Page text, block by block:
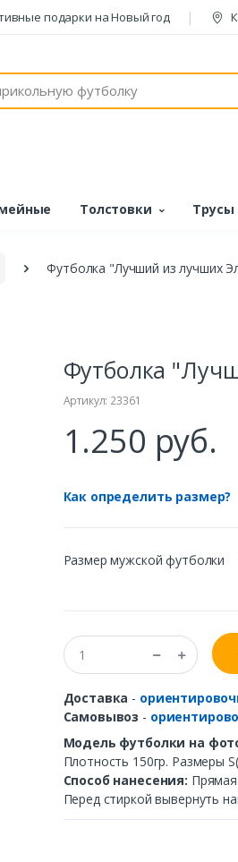
подарки на Новый год
Толстовки Трусы
Футболка "Лучший из лучших
Футболка
Артикул: 23361
1.250 руб.
Как определить размер?
Размер мужской футболки
Доставка -
Самовывоз -
Модель футболки на
Плотность 150гр. Размеры
Способ нанесения:
Перед стиркой вывернуть